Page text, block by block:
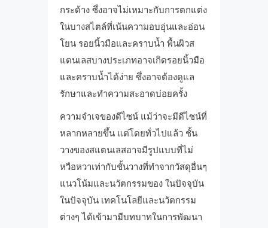
กระด้าง ซึ่งอาจไม่เหมาะกับการตกแต่ง
ในบางสไตล์ที่เน้นความอบอุ่นและอ่อน
โยน รอยนิ้วมือและคราบน้ำ พื้นผิวส
แตนเลสบางประเภทอาจเกิดรอยนิ้วมือ
และคราบน้ำได้ง่าย ซึ่งอาจต้องดูแล
รักษาและทำความสะอาดบ่อยครั้ง
ความจำเจของดีไซน์ แม้ว่าจะมีดีไซน์ที่
หลากหลายขึ้น แต่โดยทั่วไปแล้ว ชั้น
วางของสแตนเลสอาจมีรูปแบบที่ไม่
หวือหวาเท่ากับชั้นวางที่ทำจากวัสดุอื่นๆ
แนวโน้มและนวัตกรรมของ ในปัจจุบัน
ในปัจจุบัน เทคโนโลยีและนวัตกรรม
ต่างๆ ได้เข้ามามีบทบาทในการพัฒนา